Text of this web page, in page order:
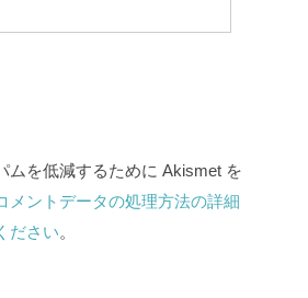
ムを低減するために Akismet を
メントデータの処理方法の詳細
ださい。